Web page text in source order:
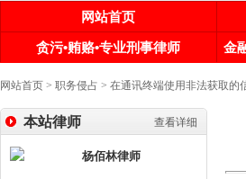
网站首页
贪污•贿赂•专业刑事律师
金
网站首页 > 职务侵占 > 在通讯终端使用非法获取的
查看详细
本站律师